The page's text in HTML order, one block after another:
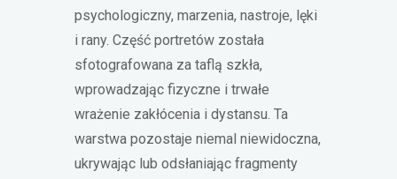
psychologiczny, marzenia, nastroje, lęki
i rany. Część portretów została
sfotografowana za taflą szkła,
wprowadzając fizyczne i trwałe
wrażenie zakłócenia i dystansu. Ta
warstwa pozostaje niemal niewidoczna,
ukrywając lub odsłaniając fragmenty